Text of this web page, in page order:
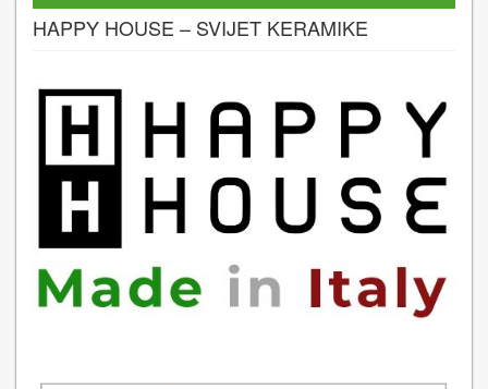
HAPPY HOUSE – SVIJET KERAMIKE